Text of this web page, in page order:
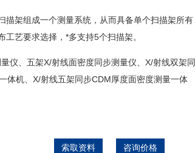
描架组成一个测量系统，从而具备单个扫描架所有
艺要求选择，*多支持5个扫描架。
仪、五架X/射线面密度同步测量仪、X/射线双架同
体机、X/射线五架同步CDM厚度面密度测量一体
索取资料 咨询价格